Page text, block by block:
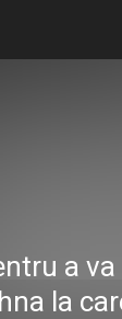
a
la